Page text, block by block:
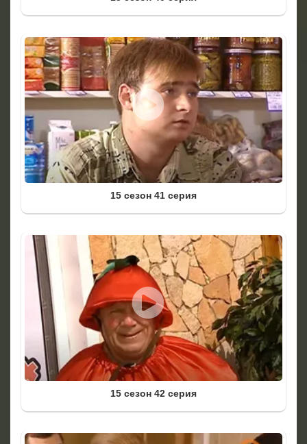
15 сезон 41 серия
15 сезон 42 серия